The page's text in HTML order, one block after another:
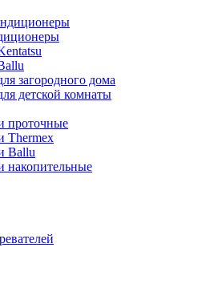
загородного дома
детской комнаты
проточные
Thermex
Ballu
накопительные